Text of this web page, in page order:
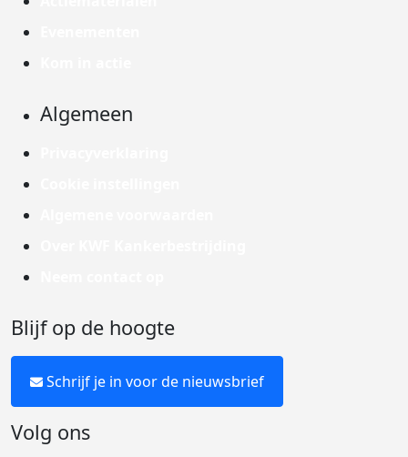
Algemeen
Blijf op de hoogte
Schrijf je in voor de nieuwsbrief
Volg ons